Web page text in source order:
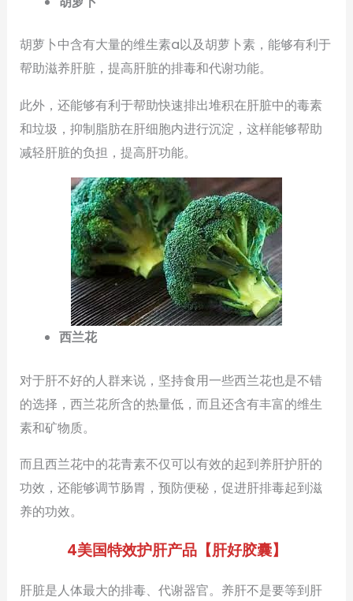
胡萝卜中含有大量的维生素a以及胡萝卜素，能够有利于
帮助滋养肝脏，提高肝脏的排毒和代谢功能。
此外，还能够有利于帮助快速排出堆积在肝脏中的毒素
和垃圾，抑制脂肪在肝细胞内进行沉淀，这样能够帮助
减轻肝脏的负担，提高肝功能。
西兰花
对于肝不好的人群来说，坚持食用一些西兰花也是不错
的选择，西兰花所含的热量低，而且还含有丰富的维生
素和矿物质。
而且西兰花中的花青素不仅可以有效的起到养肝护肝的
功效，还能够调节肠胃，预防便秘，促进肝排毒起到滋
养的功效。
4美国特效护肝产品【肝好胶囊】
肝脏是人体最大的排毒、代谢器官。养肝不是要等到肝